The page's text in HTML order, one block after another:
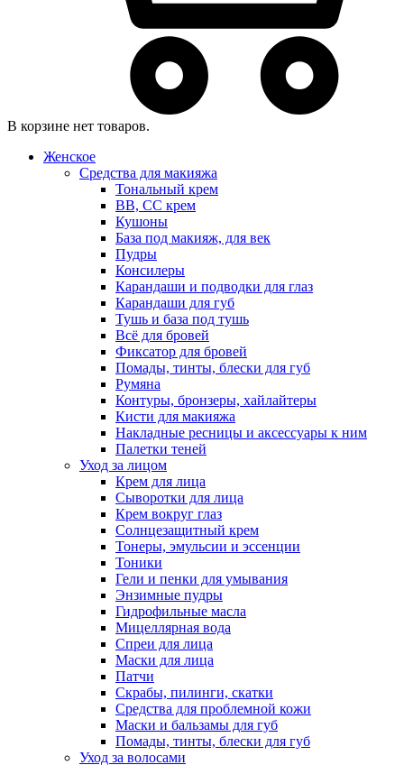
В корзине нет товаров.
Женское
Средства для макияжа
Тональный крем
BB, CC крем
Кушоны
База под макияж, для век
Пудры
Консилеры
Карандаши и подводки для глаз
Карандаши для губ
Тушь и база под тушь
Всё для бровей
Фиксатор для бровей
Помады, тинты, блески для губ
Румяна
Контуры, бронзеры, хайлайтеры
Кисти для макияжа
Накладные ресницы и аксессуары к ним
Палетки теней
Уход за лицом
Крем для лица
Сыворотки для лица
Крем вокруг глаз
Солнцезащитный крем
Тонеры, эмульсии и эссенции
Тоники
Гели и пенки для умывания
Энзимные пудры
Гидрофильные масла
Мицеллярная вода
Спреи для лица
Маски для лица
Патчи
Скрабы, пилинги, скатки
Средства для проблемной кожи
Маски и бальзамы для губ
Помады, тинты, блески для губ
Уход за волосами